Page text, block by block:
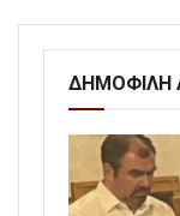
ΔΗΜΟΦΙΛΗ